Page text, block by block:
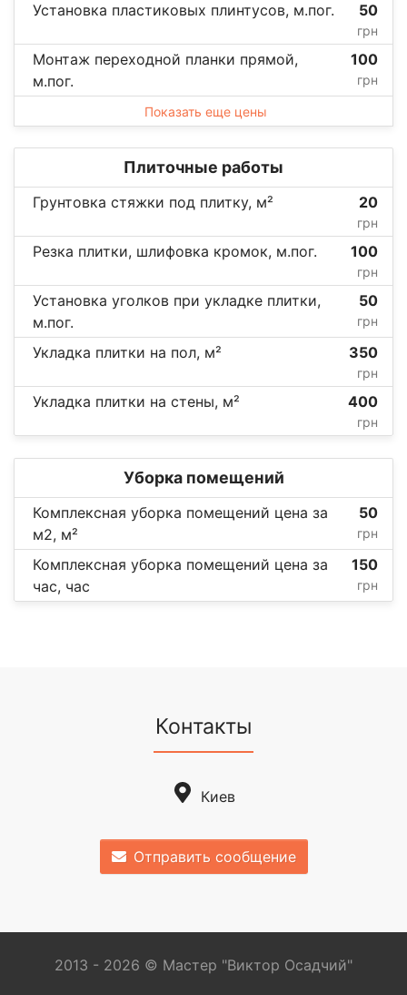
Установка пластиковых плинтусов, м.пог. 50
грн
Монтаж переходной планки прямой,
м.пог.
100
грн
Показать еще цены
Плиточные работы
Грунтовка стяжки под плитку, м² 20
грн
Резка плитки, шлифовка кромок, м.пог. 100
грн
Установка уголков при укладке плитки,
м.пог.
50
грн
Укладка плитки на пол, м² 350
грн
Укладка плитки на стены, м² 400
грн
Уборка помещений
Комплексная уборка помещений цена за
м2, м²
50
грн
Комплексная уборка помещений цена за
час, час
150
грн
Контакты
Киев
Отправить сообщение
2013 - 2026 © Мастер "Виктор Осадчий"